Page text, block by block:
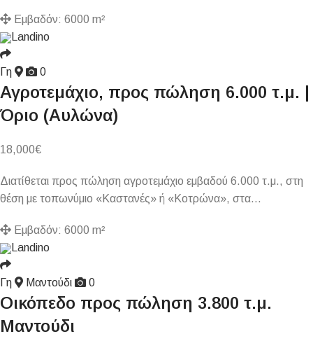
Εμβαδόν: 6000 m²
Landino
Γη 0
Αγροτεμάχιο, προς πώληση 6.000 τ.μ. |
Όριο (Αυλώνα)
18,000€
Διατίθεται προς πώληση αγροτεμάχιο εμβαδού 6.000 τ.μ., στη
θέση με τοπωνύμιο «Καστανές» ή «Κοτρώνα», στα…
Εμβαδόν: 6000 m²
Landino
Γη Μαντούδι 0
Οικόπεδο προς πώληση 3.800 τ.μ.
Μαντούδι